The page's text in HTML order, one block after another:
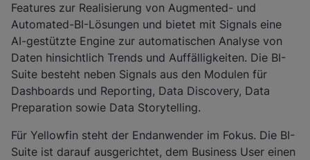
Features zur Realisierung von Augmented- und
Automated-BI-Lösungen und bietet mit Signals eine
AI-gestützte Engine zur automatischen Analyse von
Daten hinsichtlich Trends und Auffälligkeiten. Die BI-
Suite besteht neben Signals aus den Modulen für
Dashboards und Reporting, Data Discovery, Data
Preparation sowie Data Storytelling.
Für Yellowfin steht der Endanwender im Fokus. Die BI-
Suite ist darauf ausgerichtet, dem Business User einen